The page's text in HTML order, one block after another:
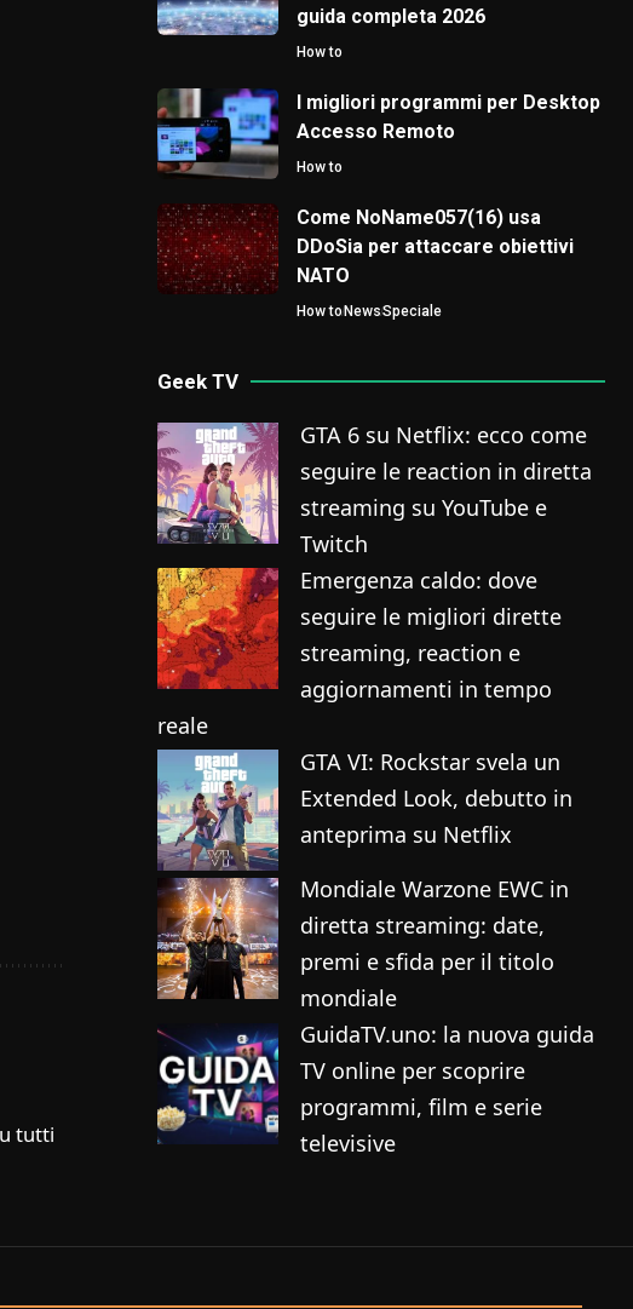
tutti
guida completa 2026
How to
I migliori programmi per Desktop
Accesso Remoto
How to
Come NoName057(16) usa
DDoSia per attaccare obiettivi
NATO
How toNewsSpeciale
Geek TV
GTA 6 su Netflix: ecco come
seguire le reaction in diretta
streaming su YouTube e
Twitch
Emergenza caldo: dove
seguire le migliori dirette
streaming, reaction e
aggiornamenti in tempo
reale
GTA VI: Rockstar svela un
Extended Look, debutto in
anteprima su Netflix
Mondiale Warzone EWC in
diretta streaming: date,
premi e sfida per il titolo
mondiale
GuidaTV.uno: la nuova guida
TV online per scoprire
programmi, film e serie
televisive